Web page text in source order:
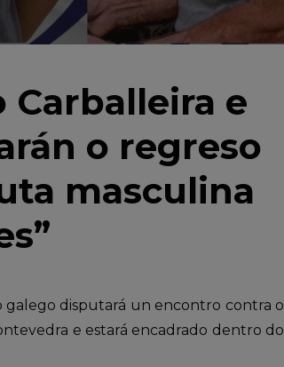
Carballeira e
o regreso
masculina
galego disputará un encontro contra o
e estará encadrado dentro do